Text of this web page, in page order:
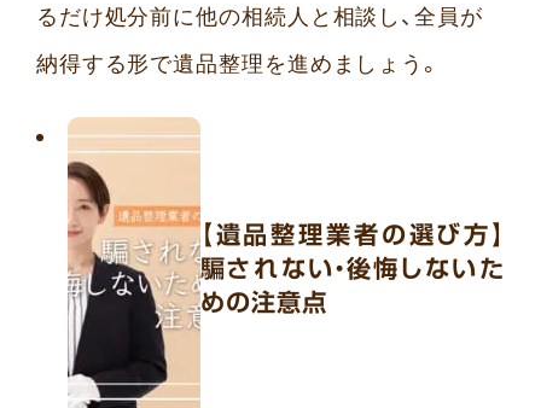
るだけ処分前に他の相続人と相談し、全員が
納得する形で遺品整理を進めましょう。
【遺品整理業者の選び方】
騙されない・後悔しないた
めの注意点